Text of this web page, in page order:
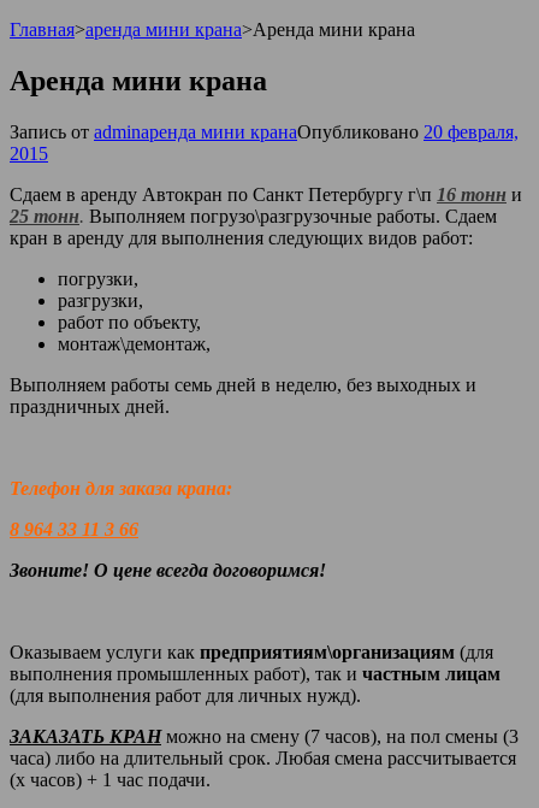
Главная>аренда мини крана>Аренда мини крана
Аренда мини крана
Запись от adminаренда мини кранаОпубликовано 20 февраля,
2015
Сдаем в аренду Автокран по Санкт Петербургу г\п 16 тонн и
25 тонн. Выполняем погрузо\разгрузочные работы. Сдаем
кран в аренду для выполнения следующих видов работ:
погрузки,
разгрузки,
работ по объекту,
монтаж\демонтаж,
Выполняем работы семь дней в неделю, без выходных и
праздничных дней.
Телефон для заказа крана:
8 964 33 11 3 66
Звоните! О цене всегда договоримся!
Оказываем услуги как предприятиям\организациям (для
выполнения промышленных работ), так и частным лицам
(для выполнения работ для личных нужд).
ЗАКАЗАТЬ КРАНможно на смену (7 часов), на пол смены (3
часа) либо на длительный срок. Любая смена рассчитывается
(х часов) + 1 час подачи.